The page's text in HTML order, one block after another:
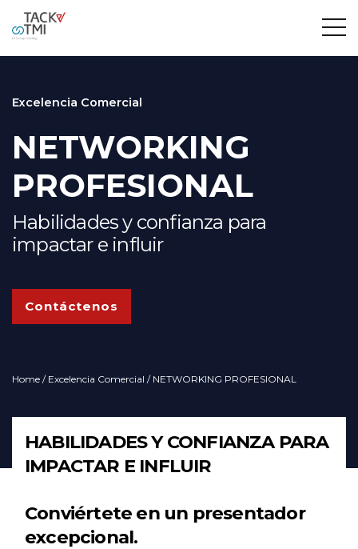
Excelencia Comercial
NETWORKING
PROFESIONAL
Habilidades y confianza para
impactar e influir
Contáctenos
Home / Excelencia Comercial / NETWORKING PROFESIONAL
HABILIDADES Y CONFIANZA PARA
IMPACTAR E INFLUIR
Conviértete en un presentador
excepcional.